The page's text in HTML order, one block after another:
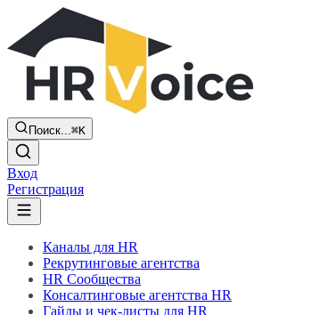
Поиск...⌘K
Вход
Регистрация
Каналы для HR
Рекрутинговые агентства
HR Сообщества
Консалтинговые агентства HR
Гайды и чек-листы для HR